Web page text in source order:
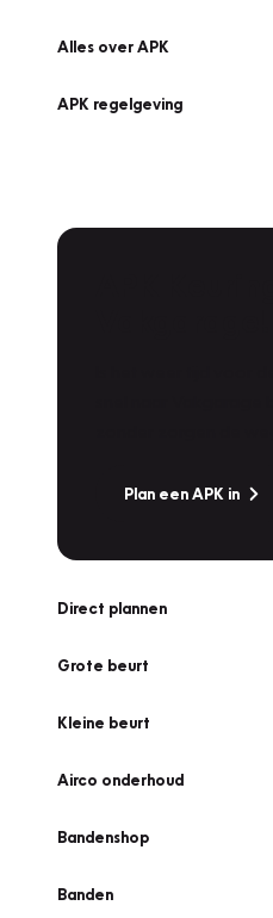
Alles over APK
APK regelgeving
Plan een APK in
Direct plannen
Grote beurt
Kleine beurt
Airco onderhoud
Bandenshop
Banden